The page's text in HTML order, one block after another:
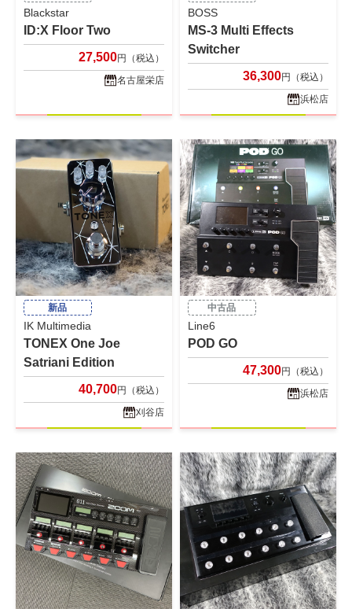
Blackstar
ID:X Floor Two
27,500円（税込）
名古屋栄店
BOSS
MS-3 Multi Effects
Switcher
36,300円（税込）
浜松店
新品
IK Multimedia
TONEX One Joe
Satriani Edition
40,700円（税込）
刈谷店
中古品
Line6
POD GO
47,300円（税込）
浜松店